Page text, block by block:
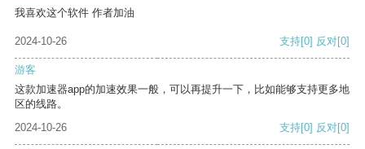
我喜欢这个软件 作者加油
2024-10-26 支持[0] 反对[0]
游客
这款加速器app的加速效果一般，可以再提升一下，比如能够支持更多地
区的线路。
2024-10-26
支持[0] 反对[0]